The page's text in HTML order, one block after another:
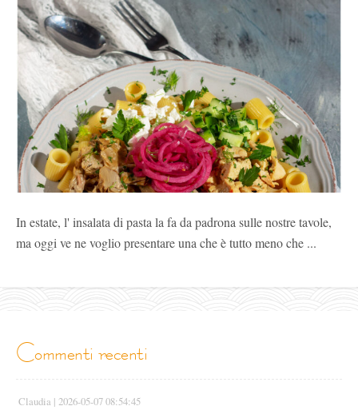
In estate, l' insalata di pasta la fa da padrona sulle nostre tavole,
ma oggi ve ne voglio presentare una che è tutto meno che ...
commenti recenti
Claudia | 2026-05-07 08:54:45